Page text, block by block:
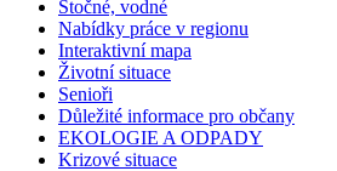
Stočné, vodné
Nabídky práce v regionu
Interaktivní mapa
Životní situace
Senioři
Důležité informace pro občany
EKOLOGIE A ODPADY
Krizové situace